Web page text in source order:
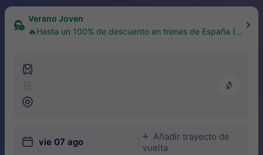
Verano Joven
🔥Hasta un 100% de descuento en trenes de España (1
󱍉
󰿠
󱒣
󱎗 vie 07 ago
󱅇
Añadir trayecto de
vuelta